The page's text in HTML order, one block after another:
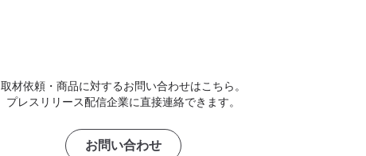
取材依頼・商品に対するお問い合わせはこちら。
プレスリリース配信企業に直接連絡できます。
お問い合わせ